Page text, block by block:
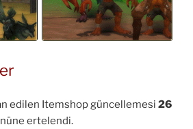
edilen Itemshop güncellemesi 26
ertelendi.